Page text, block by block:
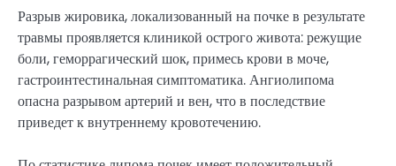
Разрыв жировика, локализованный на почке в результате
травмы проявляется клиникой острого живота: режущие
боли, геморрагический шок, примесь крови в моче,
гастроинтестинальная симптоматика. Ангиолипома
опасна разрывом артерий и вен, что в последствие
приведет к внутреннему кровотечению.